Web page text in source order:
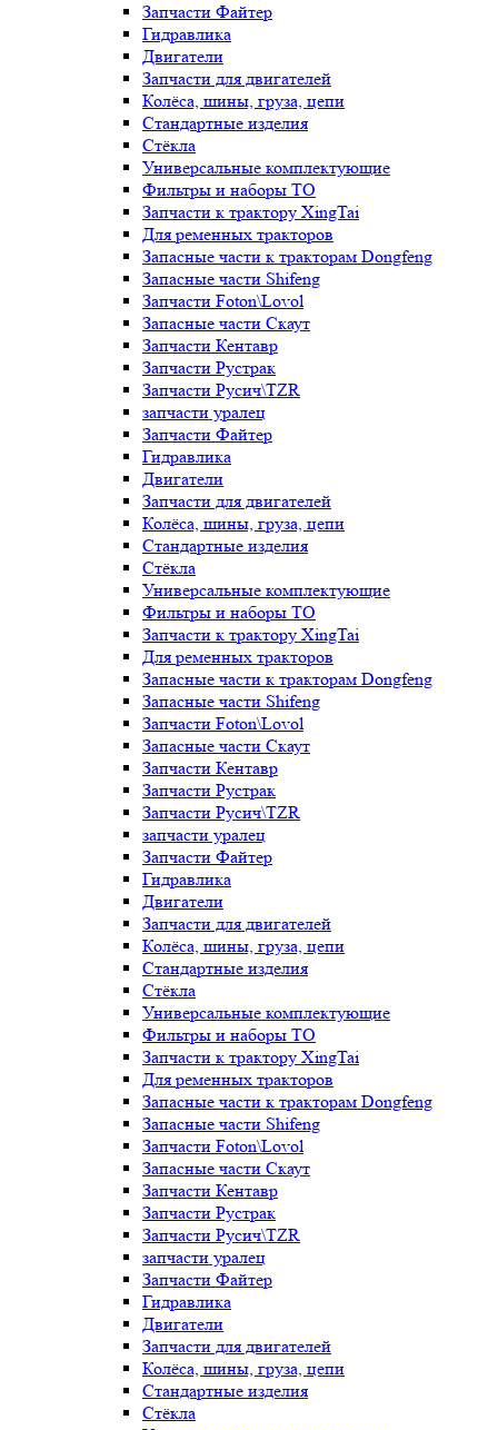
Запчасти Файтер
Гидравлика
Двигатели
Запчасти для двигателей
Колёса, шины, груза, цепи
Стандартные изделия
Стёкла
Универсальные комплектующие
Фильтры и наборы ТО
Запчасти к трактору XingTai
Для ременных тракторов
Запасные части к тракторам Dongfeng
Запасные части Shifeng
Запчасти Foton\Lovol
Запасные части Скаут
Запчасти Кентавр
Запчасти Рустрак
Запчасти Русич\TZR
запчасти уралец
Запчасти Файтер
Гидравлика
Двигатели
Запчасти для двигателей
Колёса, шины, груза, цепи
Стандартные изделия
Стёкла
Универсальные комплектующие
Фильтры и наборы ТО
Запчасти к трактору XingTai
Для ременных тракторов
Запасные части к тракторам Dongfeng
Запасные части Shifeng
Запчасти Foton\Lovol
Запасные части Скаут
Запчасти Кентавр
Запчасти Рустрак
Запчасти Русич\TZR
запчасти уралец
Запчасти Файтер
Гидравлика
Двигатели
Запчасти для двигателей
Колёса, шины, груза, цепи
Стандартные изделия
Стёкла
Универсальные комплектующие
Фильтры и наборы ТО
Запчасти к трактору XingTai
Для ременных тракторов
Запасные части к тракторам Dongfeng
Запасные части Shifeng
Запчасти Foton\Lovol
Запасные части Скаут
Запчасти Кентавр
Запчасти Рустрак
Запчасти Русич\TZR
запчасти уралец
Запчасти Файтер
Гидравлика
Двигатели
Запчасти для двигателей
Колёса, шины, груза, цепи
Стандартные изделия
Стёкла